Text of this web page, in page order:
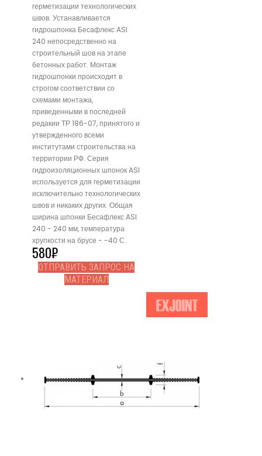
герметизации технологических
швов. Устанавливается
гидрошпонка Бесафлекс ASI
240 непосредственно на
строительный шов на этапе
бетонных работ. Монтаж
гидрошпонки происходит в
строгом соответствии со
схемами монтажа,
приведенными в последней
редакии ТР 186-07, принятого и
утвержденного всеми
институтами строительства на
территории РФ. Серия
гидроизоляционных шпонок ASI
используется для герметизации
исключительно технологических
швов и никаких других. Общая
ширина шпонки Бесафлекс ASI
240 - 240 мм, температура
хрупкости на брусе - -40 С.
580₽
ОТПРАВИТЬ ЗАПРОС НА
МАТЕРИАЛ